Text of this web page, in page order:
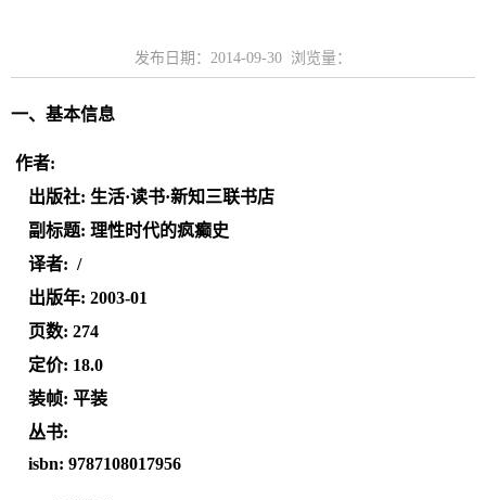
发布日期：2014-09-30 浏览量：
一、基本信息
作者:
出版社: 生活·读书·新知三联书店
副标题: 理性时代的疯癫史
译者: /
出版年: 2003-01
页数: 274
定价: 18.0
装帧: 平装
丛书:
isbn: 9787108017956